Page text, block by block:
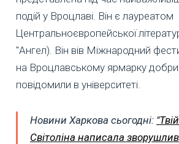
подій у Вроцлаві. Він є лауреатом
Центральноєвропейської
"Ангел). Він вів Міжнародний
на Вроцлавському ярмарку
повідомили в університеті.
Новини Харкова сьогодні:
Світоліна написала